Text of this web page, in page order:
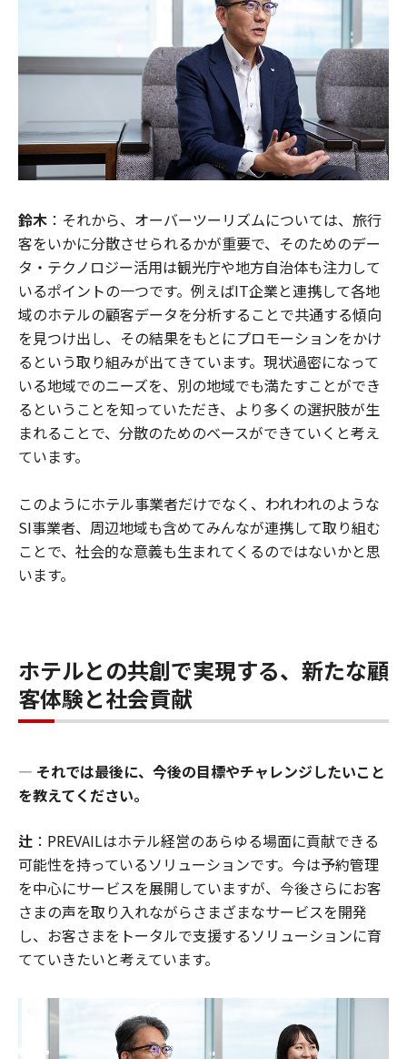
鈴木 ：それから、オーバーツーリズムについては、旅行
客をいかに分散させられるかが重要で、そのためのデー
タ・テクノロジー活用は観光庁や地方自治体も注力して
いるポイントの一つです。例えばIT企業と連携して各地
域のホテルの顧客データを分析することで共通する傾向
を見つけ出し、その結果をもとにプロモーションをかけ
るという取り組みが出てきています。現状過密になって
いる地域でのニーズを、別の地域でも満たすことができ
るということを知っていただき、より多くの選択肢が生
まれることで、分散のためのベースができていくと考え
ています。
このようにホテル事業者だけでなく、われわれのような
SI事業者、周辺地域も含めてみんなが連携して取り組む
ことで、社会的な意義も生まれてくるのではないかと思
います。
ホテルとの共創で実現する、新たな顧
客体験と社会貢献
― それでは最後に、今後の目標やチャレンジしたいこと
を教えてください。
辻 ：PREVAILはホテル経営のあらゆる場面に貢献できる
可能性を持っているソリューションです。今は予約管理
を中心にサービスを展開していますが、今後さらにお客
さまの声を取り入れながらさまざまなサービスを開発
し、お客さまをトータルで支援するソリューションに育
てていきたいと考えています。